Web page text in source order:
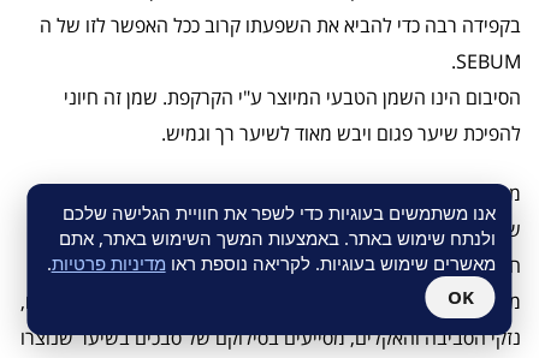
בקפידה רבה כדי להביא את השפעתו קרוב ככל האפשר לזו של ה
SEBUM.
הסיבום הינו השמן הטבעי המיוצר ע"י הקרקפת. שמן זה חיוני
להפיכת שיער פגום ויבש מאוד לשיער רך וגמיש.
מרכך הדר טיפולי טבעי לבריאות השיער
חודרים לגדילי השיער שניזוקו ומסייעים בהתאוששותם ובחיזוקם,
מעניקים לשיער ציפוי מגן מפני השפעות מזיקות של השמש, המים,
נזקי הסביבה והאקלים, מסייעים בסילוקם של סבכים בשיער שנוצרו
אנו משתמשים בעוגיות כדי לשפר את חוויית הגלישה שלכם
ולנתח שימוש באתר. באמצעות המשך השימוש באתר, אתם
מאשרים שימוש בעוגיות. לקריאה נוספת ראו מדיניות פרטיות.
OK